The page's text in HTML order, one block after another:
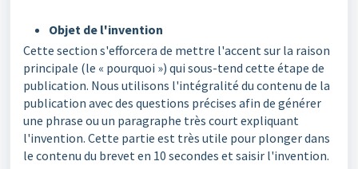
Objet de l'invention
Cette section s'efforcera de mettre l'accent sur la raison
principale (le « pourquoi ») qui sous-tend cette étape de
publication. Nous utilisons l'intégralité du contenu de la
publication avec des questions précises afin de générer
une phrase ou un paragraphe très court expliquant
l'invention. Cette partie est très utile pour plonger dans
le contenu du brevet en 10 secondes et saisir l'invention.